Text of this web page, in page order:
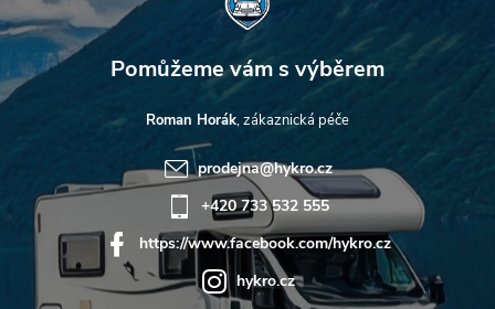
Roman Horák
prodejna@hykro.cz
+420 733 532 555
https://www.facebook.com/hykro.cz
hykro.cz